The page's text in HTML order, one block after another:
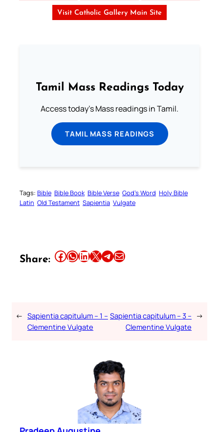
Visit Catholic Gallery Main Site
Tamil Mass Readings Today
Access today's Mass readings in Tamil.
TAMIL MASS READINGS
Tags: Bible Bible Book Bible Verse God’s Word Holy Bible
Latin Old Testament Sapientia Vulgate
Share: Share this article on Facebook Share this article on WhatsApp Share this article on LinkedIn Share this article on X Share this article on TelegramEmail this Article
← Sapientia capitulum – 1 –
Clementine Vulgate
Sapientia capitulum – 3 –
Clementine Vulgate
→